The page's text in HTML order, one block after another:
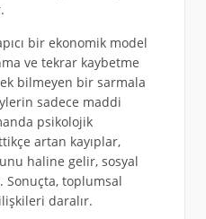
bir ekonomik model
ve tekrar kaybetme
bilmeyen bir sarmala
sadece maddi
psikolojik
artan kayıplar,
haline gelir, sosyal
toplumsal
daralır.